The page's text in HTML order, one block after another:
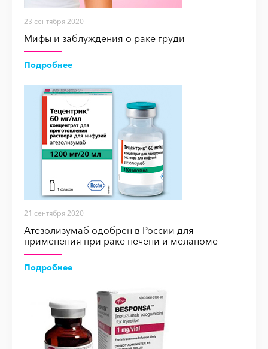
23 сентября 2020
Мифы и заблуждения о раке груди
Подробнее
21 сентября 2020
Атезолизумаб одобрен в России для
применения при раке печени и меланоме
Подробнее